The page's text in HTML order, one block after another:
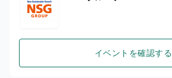
イベントを確認する